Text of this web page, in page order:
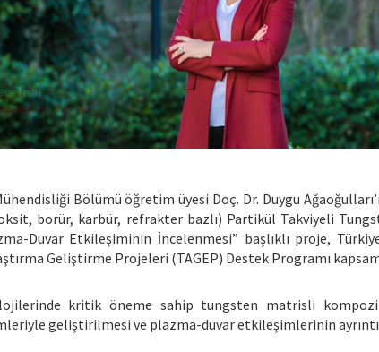
Bölümü öğretim üyesi Doç. Dr. Duygu
borür, karbür, refrakter bazlı) Partikül Takviyeli
Duvar Etkileşiminin İncelenmesi” başlıklı proje,
Geliştirme Projeleri (TAGEP) Destek Programı
kritik öneme sahip tungsten matrisli
geliştirilmesi ve plazma-duvar etkileşimlerinin